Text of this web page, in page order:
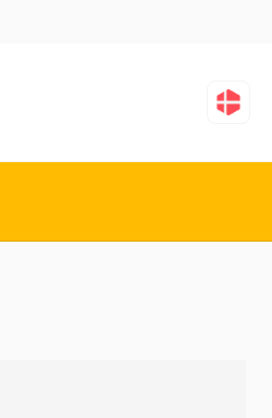
Madrid